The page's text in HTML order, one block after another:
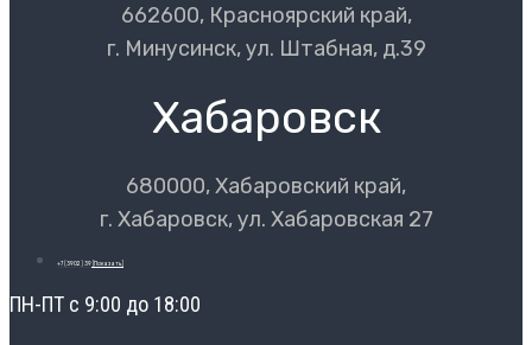
662600, Красноярский край,
г. Минусинск, ул. Штабная, д.39
Хабаровск
680000, Хабаровский край,
г. Хабаровск, ул. Хабаровская 27
+7 (3902) 39 [Показать]
ПН-ПТ с 9:00 до 18:00